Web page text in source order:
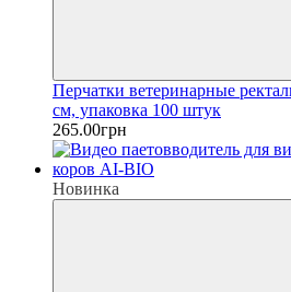
Перчатки ветеринарные
см, упаковка 100 штук
265.00грн
Новинка